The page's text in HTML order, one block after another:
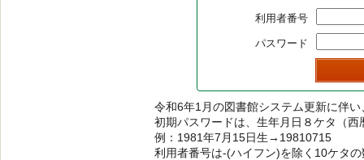
利用者番号
パスワード
令和6年1月の図書館システム更新に伴
初期パスワードは、生年月日８ケタ（西
例：1981年7月15日生→19810715
利用者番号は-(ハイフン)を除く10ケタ